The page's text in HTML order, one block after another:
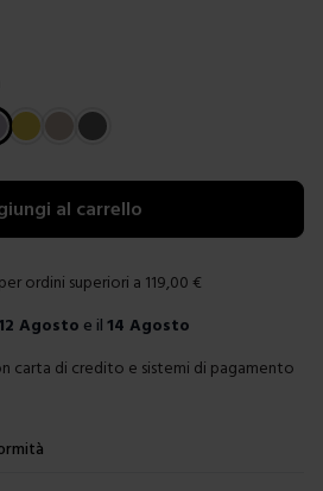
al carrello
per ordini superiori a 119,00 €
Agosto e il 14 Agosto
carta di credito e sistemi di pagamento